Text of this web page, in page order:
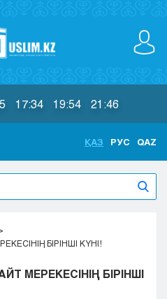
17:34 19:54 21:46
ҚАЗ РУС QAZ
БІРІНШІ КҮНІ!
МЕРЕКЕСІНІҢ БІРІНШІ